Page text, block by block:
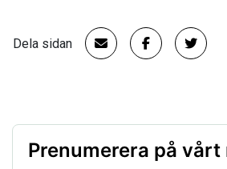
Dela sidan
Prenumerera på